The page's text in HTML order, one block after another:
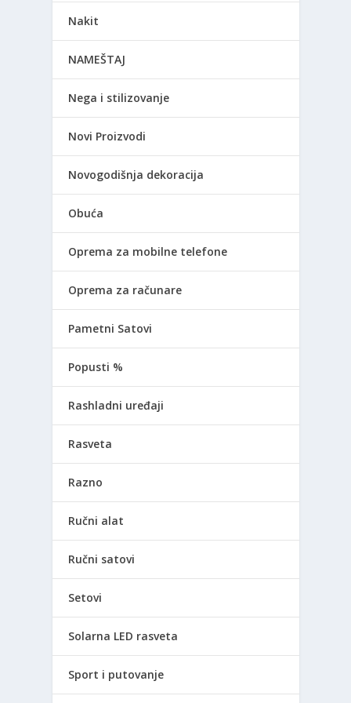
Nakit
NAMEŠTAJ
Nega i stilizovanje
Novi Proizvodi
Novogodišnja dekoracija
Obuća
Oprema za mobilne telefone
Oprema za računare
Pametni Satovi
Popusti %
Rashladni uređaji
Rasveta
Razno
Ručni alat
Ručni satovi
Setovi
Solarna LED rasveta
Sport i putovanje